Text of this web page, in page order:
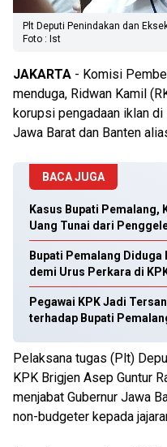
Plt Deputi Penindakan dan
Foto : Ist
JAKARTA - Komisi
menduga, Ridwan Kamil
korupsi pengadaan iklan di
Jawa Barat dan Banten
BACA JUGA
Kasus Bupati Pemalang,
Uang Tunai dari
Bupati Pemalang Diduga
demi Urus Perkara di
Pegawai KPK Jadi
terhadap Bupati
Pelaksana tugas (Plt)
KPK Brigjen Asep Guntur
menjabat Gubernur Jawa
non-budgeter kepada